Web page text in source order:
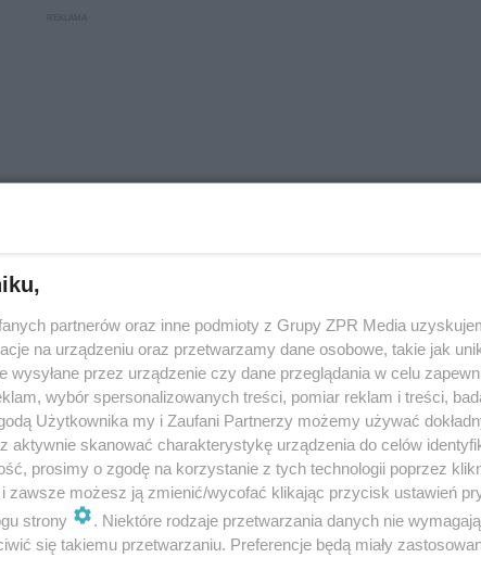
cały dzień unikaj pokarmów stałych. W tym
niebezpiecznemu odwodnieniu. Jeśli
które są lekkostrawne, np. sucharki, jabłka,
i napojów gazowanych.
partnerów oraz inne podmioty z Grupy ZPR Media
na urządzeniu oraz przetwarzamy dane osobowe, takie jak
wysyłane przez urządzenie czy dane przeglądania w celu
wybór spersonalizowanych treści, pomiar reklam i treści,
Użytkownika my i Zaufani Partnerzy możemy używać
aktywnie skanować charakterystykę urządzenia do celów
prosimy o zgodę na korzystanie z tych technologii poprzez
i zawsze możesz ją zmienić/wycofać klikając przycisk ustawień
strony
. Niektóre rodzaje przetwarzania danych nie
się takiemu przetwarzaniu. Preferencje będą miały